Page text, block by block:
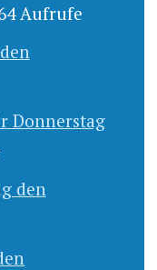
Aufrufe
Donnerstag
den